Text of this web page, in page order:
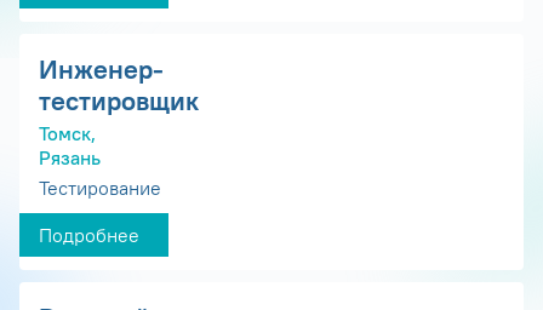
Инженер-
тестировщик
Томск,
Рязань
Тестирование
Подробнее